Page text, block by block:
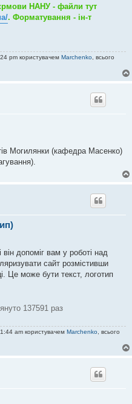
НАНУ - файли тут
. Форматування - ін-т
pm користувачем Marchenko , всього
Могилянки (кафедра Масенко)
допоміг вам у роботі над
сайт розмістивши
Це може бути текст, логотип
137591 раз
am користувачем Marchenko , всього